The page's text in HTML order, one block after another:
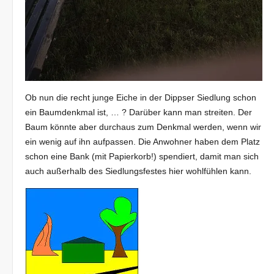
Ob nun die recht junge Eiche in der Dippser Siedlung schon
ein Baumdenkmal ist, … ? Darüber kann man streiten. Der
Baum könnte aber durchaus zum Denkmal werden, wenn wir
ein wenig auf ihn aufpassen. Die Anwohner haben dem Platz
schon eine Bank (mit Papierkorb!) spendiert, damit man sich
auch außerhalb des Siedlungsfestes hier wohlfühlen kann.